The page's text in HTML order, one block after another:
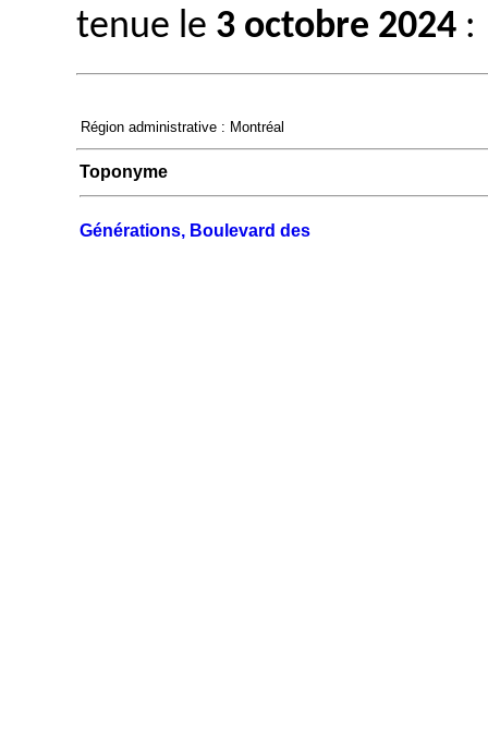
tenue le 3 octobre 2024 :
Région administrative : Montréal
Toponyme
Générations, Boulevard des